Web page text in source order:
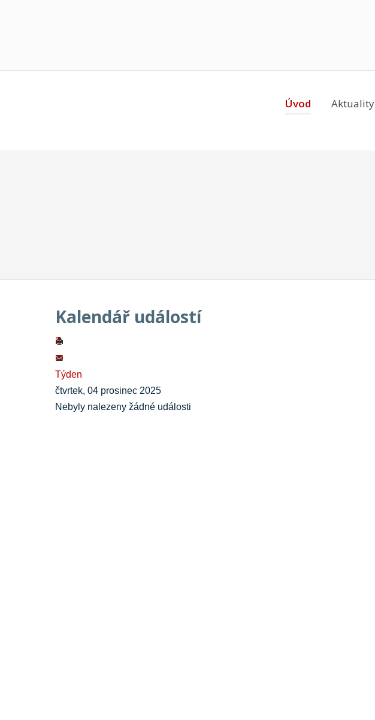
Úvod Aktuality
Kalendář událostí
Týden
čtvrtek, 04 prosinec 2025
Nebyly nalezeny žádné události